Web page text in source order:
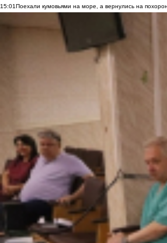
15:01Поехали кумовьями на море, а вернулись на